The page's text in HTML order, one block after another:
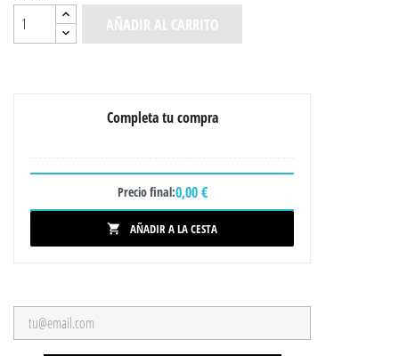
AÑADIR AL CARRITO
Completa tu compra
Precio final:0,00 €
 AÑADIR A LA CESTA